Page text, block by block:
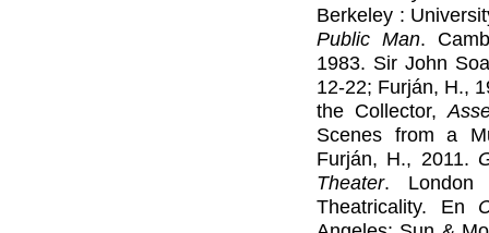
Berkeley :
Public Man.
1983. Sir John
12-22; Furján, H.,
the Collector,
Scenes from a
Furján, H., 2011.
Theater. London
Theatricality. En